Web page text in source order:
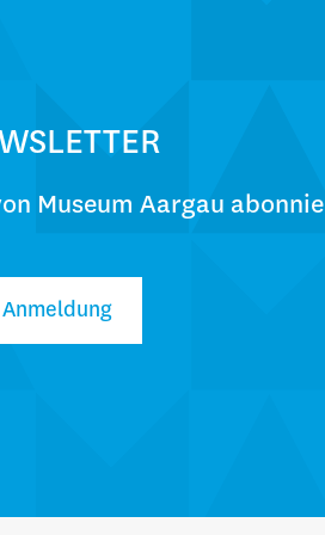
Museum Aargau
Anmeldung